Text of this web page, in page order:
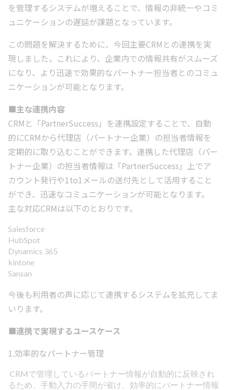
を管理するシステムが増えることで、情報の非統一やコミ
ュニケーションの遅延が課題となっています。
この問題を解決するために、今回主要CRMとの連携を実
現しました。これにより、企業内での情報共有がスムーズ
になり、より迅速で効果的なパートナー担当者とのコミュ
ニケーションが可能となります。
■主な連携内容
CRMと「PartnerSuccess」を連携設定することで、自動
的にCRMから代理店（パートナー企業）の担当者情報を
定期的に取り込むことができます。連携した代理店（パー
トナー企業）の担当者情報は「PartnerSuccess」上でア
カウント発行や1to1メールの送付先として活用すること
ができ、迅速なコミュニケーションが可能となります。
主な対応CRMは以下のとおりです。
Salesforce
HubSpot
Dynamics 365
kintone
Sansan
今後も利用者の声に応じて連携するシステムを拡充してま
いります。
■連携で実現するユースケース
1.効率的なパートナー管理
CRMで管理しているパートナー情報が自動的に反映され
るため、手動入力の手間が省け、効率的にパートナー情報